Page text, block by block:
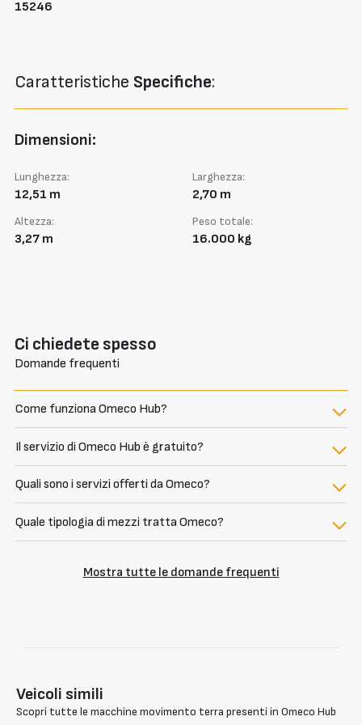
15246
Caratteristiche Specifiche:
Dimensioni:
Lunghezza:
12,51 m
Larghezza:
2,70 m
Altezza:
3,27 m
Peso totale:
16.000 kg
Ci chiedete spesso
Domande frequenti
Come funziona Omeco Hub?
Il servizio di Omeco Hub è gratuito?
Quali sono i servizi offerti da Omeco?
Quale tipologia di mezzi tratta Omeco?
Mostra tutte le domande frequenti
Veicoli simili
Scopri tutte le macchine movimento terra presenti in Omeco Hub